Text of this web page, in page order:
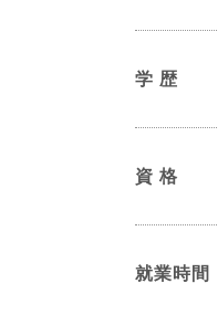
学 歴
資 格
就業時間